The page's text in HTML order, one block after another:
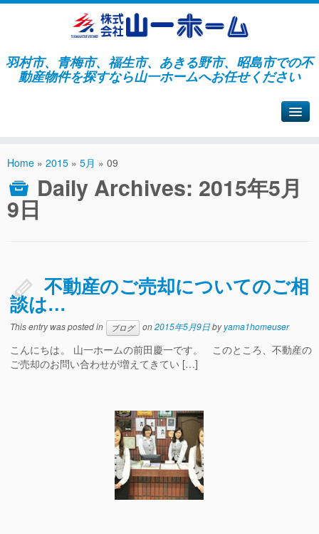
羽村市、青梅市、福生市、あきる野市、昭島市での不
動産物件を探すなら山一ホームへお任せください
Home » 2015 » 5月 » 09
Daily Archives: 2015年5月
9日
不動産のご売却についてのご相
談は…
This entry was posted in ブログ on2015年5月9日byyama1homeuser
こんにちは。 山一ホームの前田慶一です。 このところ、不動産の
ご売却のお問い合わせが増えてきてい […]